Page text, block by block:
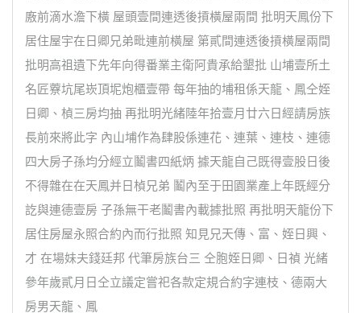
廒前滴水澹下橫 屋頭壹間連透後摃橫屋兩間 批明天鳳份下
居住屋宇在日卿兄弟毗連前橫屋 第貳間連透後摃橫屋兩間
批明高祖遺下先年向得番業主衛阿貴承給墾批 山埔壹所土
名匠藔坑尾崁頂坭炮櫃壹帶 每年抽的埔租係天龍、鳳仝姪
日卿、楨三房均抽 再批明光緒陸年拾壹月廿六日經請房族
長前來將此字 內山埔作為肆股係連花、連葉、連枝、連德
四大房子孫均分經立鬮書四紙炳 據天龍自己既得壹股日後
不得雜在在天鳳并日楨兄弟 鬮內至于田園業產上年既經分
訖與連德壹房 子孫無干老鬮書內載據批照 再批明天龍份下
居住房屋永照合約內而行批照 知見兄天傳、富、姪日興、
才 在場妹夫錢廷邦 代筆房族台三 仝胞姪日卿、日禎 光緒
參年歲貳月日仝立議定嘗祀各款定規合約字連枝、德兩大
房男天龍、鳳